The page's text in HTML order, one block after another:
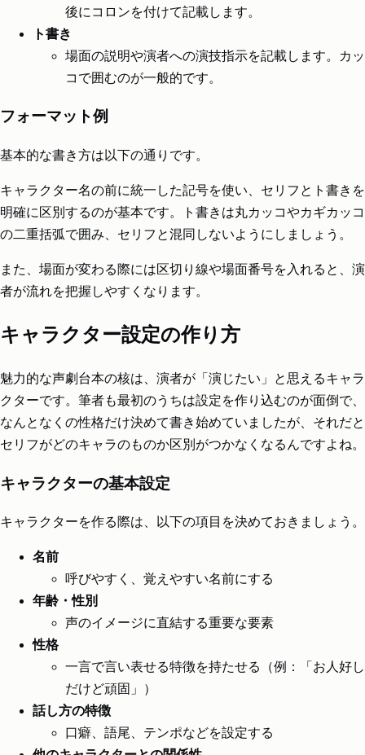
後にコロンを付けて記載します。
ト書き
場面の説明や演者への演技指示を記載します。カッ
コで囲むのが一般的です。
フォーマット例
基本的な書き方は以下の通りです。
キャラクター名の前に統一した記号を使い、セリフとト書きを
明確に区別するのが基本です。ト書きは丸カッコやカギカッコ
の二重括弧で囲み、セリフと混同しないようにしましょう。
また、場面が変わる際には区切り線や場面番号を入れると、演
者が流れを把握しやすくなります。
キャラクター設定の作り方
魅力的な声劇台本の核は、演者が「演じたい」と思えるキャラ
クターです。筆者も最初のうちは設定を作り込むのが面倒で、
なんとなくの性格だけ決めて書き始めていましたが、それだと
セリフがどのキャラのものか区別がつかなくなるんですよね。
キャラクターの基本設定
キャラクターを作る際は、以下の項目を決めておきましょう。
名前
呼びやすく、覚えやすい名前にする
年齢・性別
声のイメージに直結する重要な要素
性格
一言で言い表せる特徴を持たせる（例：「お人好し
だけど頑固」）
話し方の特徴
口癖、語尾、テンポなどを設定する